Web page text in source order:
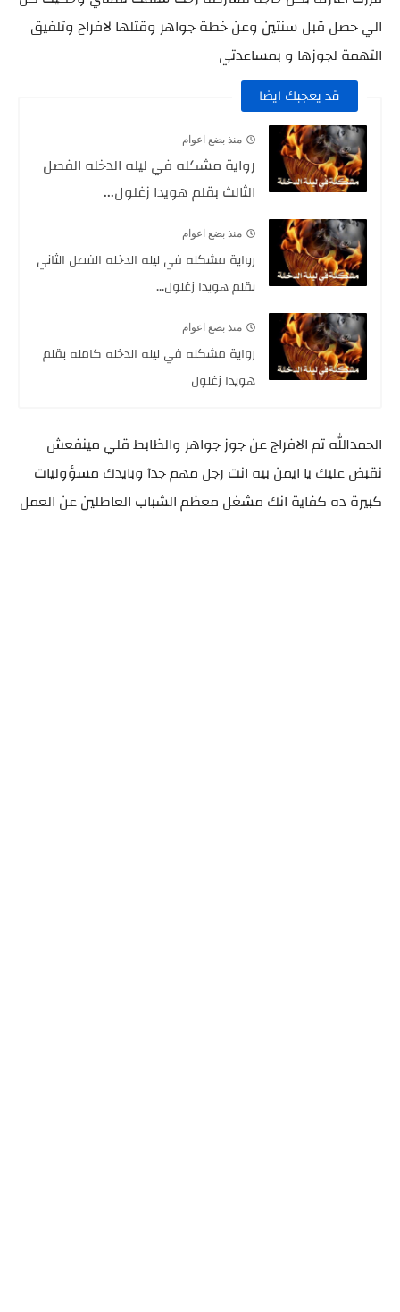
الي حصل قبل سنتين وعن خطة جواهر وقتلها لافراح وتلفيق
التهمة لجوزها و بمساعدتي
قد يعجبك ايضا
منذ بضع اعوام
رواية مشكله في ليله الدخله الفصل
الثالث بقلم هويدا زغلول...
منذ بضع اعوام
رواية مشكله في ليله الدخله الفصل الثاني
بقلم هويدا زغلول...
منذ بضع اعوام
رواية مشكله في ليله الدخله كامله بقلم
هويدا زغلول
الحمدالله تم الافراج عن جوز جواهر والظابط قلي مينفعش
نقبض عليك يا ايمن بيه انت رجل مهم جدآ وبايدك مسؤوليات
كبيرة ده كفاية انك مشغل معظم الشباب العاطلين عن العمل